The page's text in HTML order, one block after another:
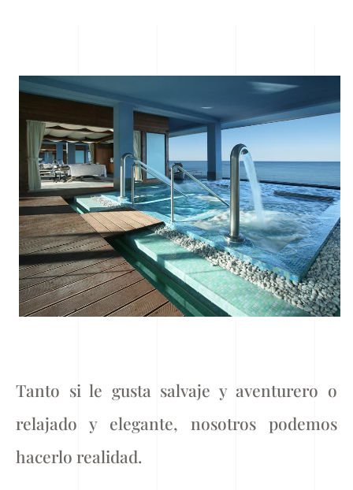
Tanto si le gusta salvaje y aventurero o
relajado y elegante, nosotros podemos
hacerlo realidad.